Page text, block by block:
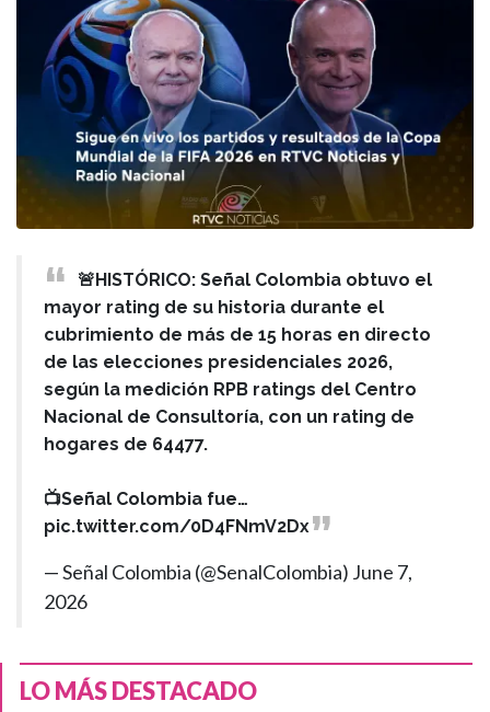
🚨HISTÓRICO: Señal Colombia obtuvo el
mayor rating de su historia durante el
cubrimiento de más de 15 horas en directo
de las elecciones presidenciales 2026,
según la medición RPB ratings del Centro
Nacional de Consultoría, con un rating de
hogares de 64477.
📺Señal Colombia fue…
pic.twitter.com/0D4FNmV2Dx
— Señal Colombia (@SenalColombia) June 7,
2026
LO MÁS DESTACADO